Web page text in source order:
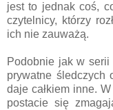
jest to jednak coś,
czytelnicy, którzy
ich nie zauważą.
Podobnie jak w
prywatne śledczych
daje całkiem inne.
postacie się